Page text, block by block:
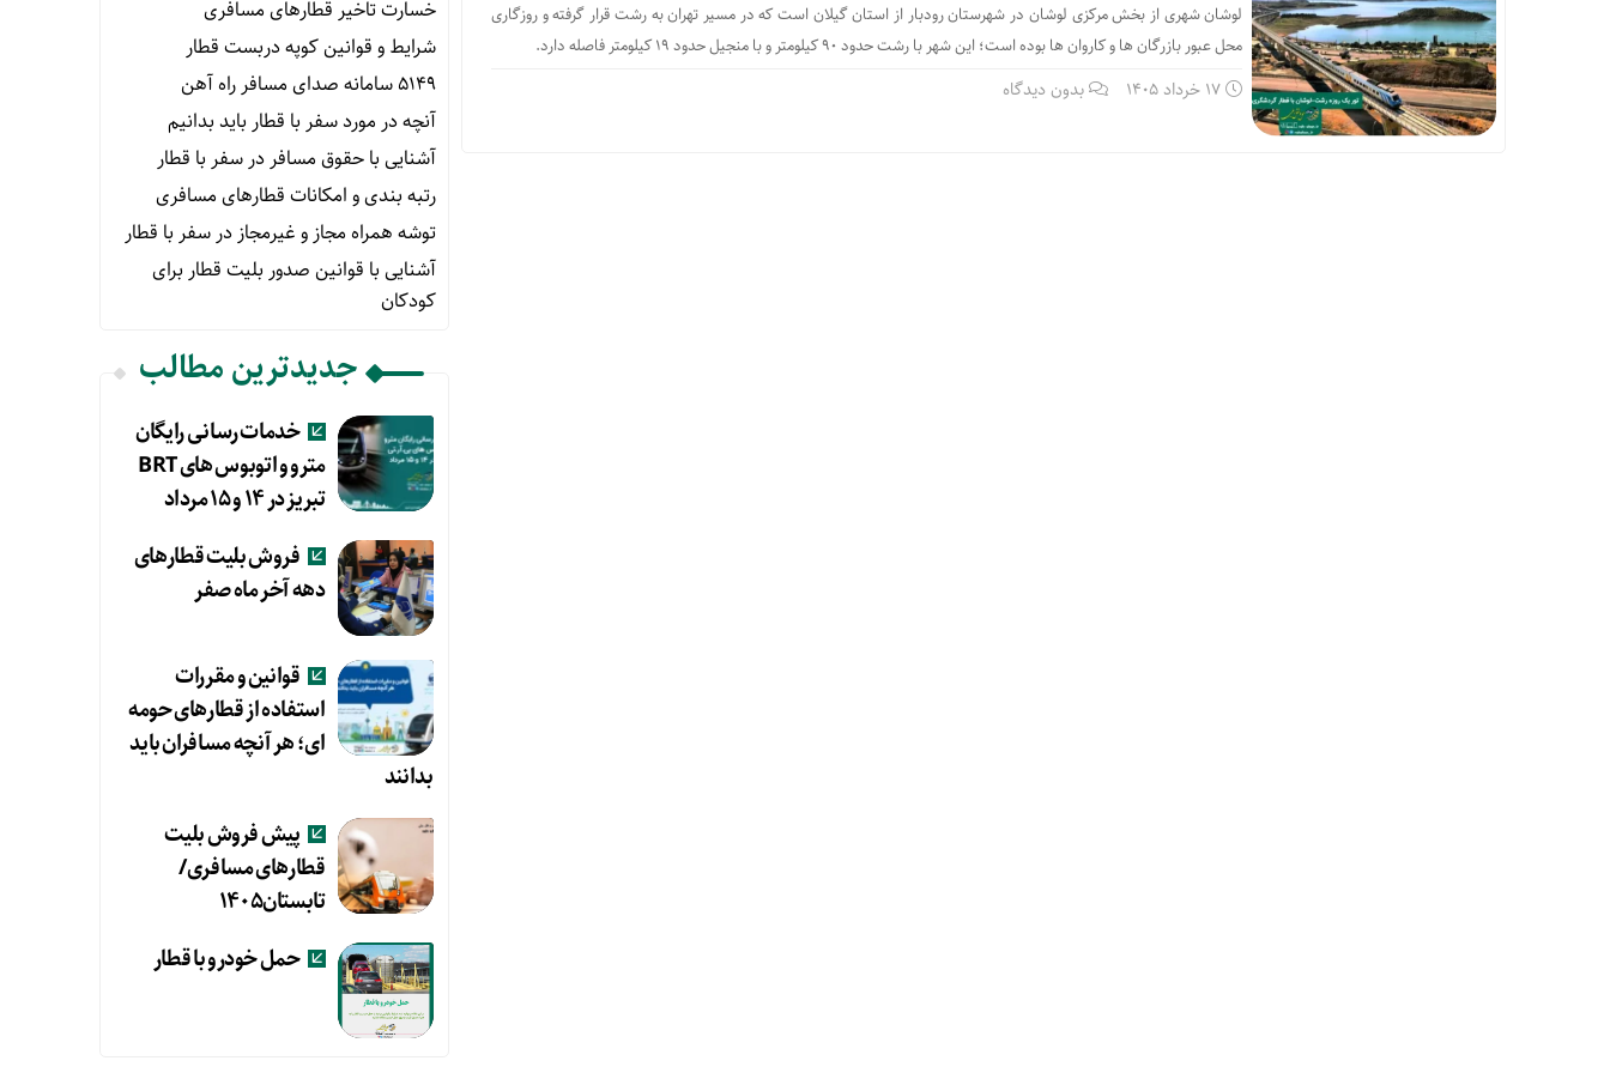
لوشان شهری از بخش مرکزی لوشان در شهرستان رودبار از استان گیلان است که در مسیر تهران به رشت قرار گرفته و روزگاری
محل عبور بازرگان ها و کاروان ها بوده است؛ این شهر با رشت حدود ۹۰ کیلومتر و با منجیل حدود ۱۹ کیلومتر فاصله دارد.
17 خرداد 1405 بدون دیدگاه
خسارت تاخیر قطارهای مسافری
شرایط و قوانین کوپه دربست قطار
۵۱۴۹ سامانه صدای مسافر راه آهن
آنچه در مورد سفر با قطار باید بدانیم
آشنایی با حقوق مسافر در سفر با قطار
رتبه بندی و امکانات قطارهای مسافری
توشه همراه مجاز و غیرمجاز در سفر با قطار
آشنایی با قوانین صدور بلیت قطار برای
کودکان
جدیدترین مطالب
خدمات رسانی رایگان
مترو و اتوبوس های BRT
تبریز در ۱۴ و ۱۵ مرداد
فروش بلیت قطارهای
دهه آخر ماه صفر
قوانین و مقررات
استفاده از قطارهای حومه
ای؛ هر آنچه مسافران باید
بدانند
پیش فروش بلیت
قطارهای مسافری/
تابستان۱۴۰۵
حمل خودرو با قطار